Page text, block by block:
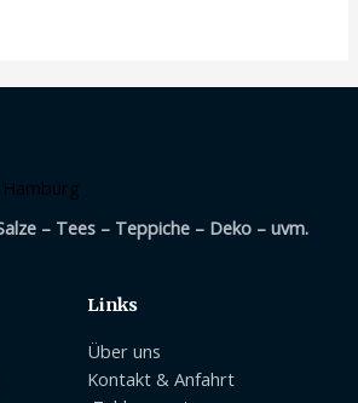
– Tees – Teppiche – Deko – uvm.
Links
Über uns
Kontakt & Anfahrt